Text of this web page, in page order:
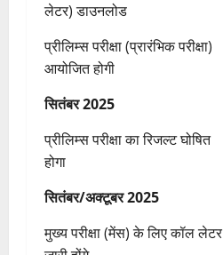
लेटर) डाउनलोड
प्रीलिम्स परीक्षा (प्रारंभिक परीक्षा)
आयोजित होगी
सितंबर 2025
प्रीलिम्स परीक्षा का रिजल्ट घोषित
होगा
सितंबर/अक्टूबर 2025
मुख्य परीक्षा (मेंस) के लिए कॉल लेटर